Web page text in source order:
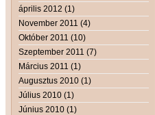
április 2012 (1)
November 2011 (4)
Október 2011 (10)
Szeptember 2011 (7)
Március 2011 (1)
Augusztus 2010 (1)
Július 2010 (1)
Június 2010 (1)